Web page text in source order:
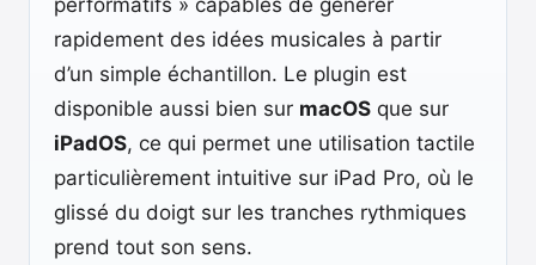
performatifs » capables de générer
rapidement des idées musicales à partir
d’un simple échantillon. Le plugin est
disponible aussi bien sur macOS que sur
iPadOS, ce qui permet une utilisation tactile
particulièrement intuitive sur iPad Pro, où le
glissé du doigt sur les tranches rythmiques
prend tout son sens.